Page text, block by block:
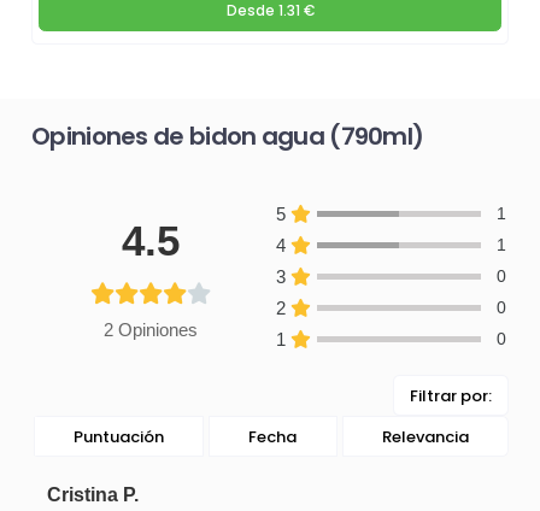
Desde 1.31 €
Opiniones de bidon agua (790ml)
4.5
2 Opiniones
5 1
4 1
3 0
2 0
1 0
Filtrar por:
Puntuación
Fecha Relevancia
Cristina P.